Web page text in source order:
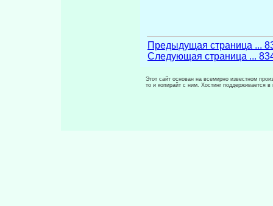
Предыдущая страница ...
Следующая страница ...
Этот сайт основан на всемирно известном
то и копирайт с ним. Хостинг поддерживается